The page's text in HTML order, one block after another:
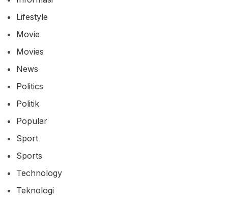
Lifestyle
Movie
Movies
News
Politics
Politik
Popular
Sport
Sports
Technology
Teknologi